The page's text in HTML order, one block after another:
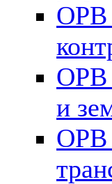
ОРВ
ОРВ
и
ОРВ